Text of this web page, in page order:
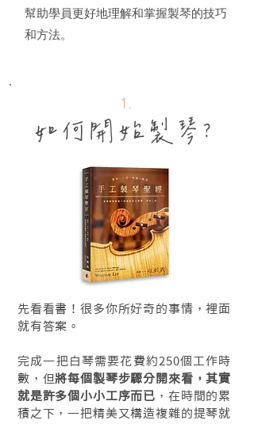
幫助學員更好地理解和掌握製琴的技巧
和方法。
1.
如何開始製琴？
先看看書！很多你所好奇的事情，裡面
就有答案。
完成一把白琴需要花費約250個工作時
數，但將每個製琴步驟分開來看，其實
就是許多個小小工序而已 ，在時間的累
積之下，一把精美又構造複雜的提琴就